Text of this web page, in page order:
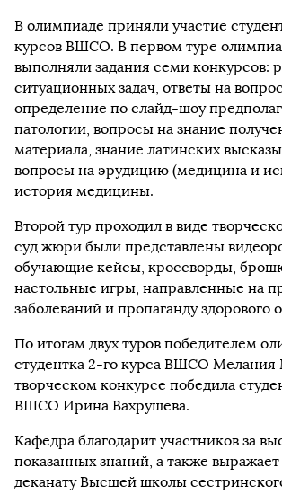
В олимпиаде приняли участие
курсов ВШСО. В первом туре
выполняли задания семи конкурсов:
ситуационных задач, ответы на
определение по слайд-шоу
патологии, вопросы на знание
материала, знание латинских
вопросы на эрудицию (медицина и
история медицины.
Второй тур проходил в виде
суд жюри были представлены
обучающие кейсы, кроссворды,
настольные игры, направленные на
заболеваний и пропаганду здорового
По итогам двух туров победителем
студентка 2-го курса ВШСО Мелания
творческом конкурсе победила
ВШСО Ирина Вахрушева.
Кафедра благодарит участников за
показанных знаний, а также выражает
деканату Высшей школы